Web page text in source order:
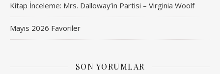
Kitap İnceleme: Mrs. Dalloway’in Partisi – Virginia Woolf
Mayıs 2026 Favoriler
SON YORUMLAR